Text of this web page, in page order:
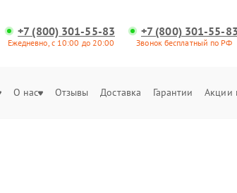
+7 (800) 301-55-83
Ежедневно, с 10:00 до 20:00
+7 (800) 301-55-83
Звонок бесплатный по РФ
О нас Отзывы Доставка Гарантии Акции